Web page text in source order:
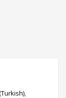
Turkish)